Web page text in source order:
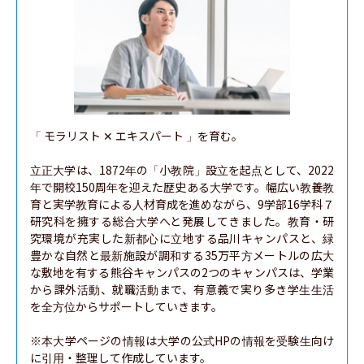
「 モラリスト ✕ エキスパート 」を育む。
立正大学は、1872年の「小教院」設立を起点として、2022
年で開校150周年を迎えた歴史ある大学です。幅広い教養教
育と実学教育による人材育成を進めながら、9学部16学科７
研究科を擁する総合大学へと発展してきました。教育・研
究環境が充実した新都心に立地する品川キャンパスと、緑
豊かな自然と最新施設が調和する35万平方メートルの広大
な敷地を有する熊谷キャンパスの2つのキャンパスは、学業
から課外活動、就職活動まで、有意義で実り多き学生生活
を全方位からサポートしていきます。
※本大学ページの情報は大学の公式HPの情報を受験生向け
に引用・整理して作成しています。